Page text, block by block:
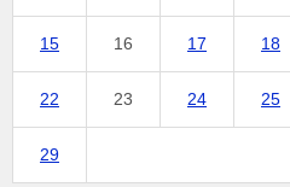
15 16 17 18
22 23 24 25
29